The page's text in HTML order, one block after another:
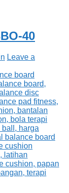
40
Leave a